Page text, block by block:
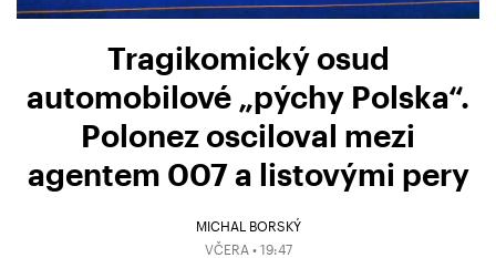
Tragikomický osud
automobilové „pýchy Polska“.
Polonez osciloval mezi
agentem 007 a listovými pery
MICHAL BORSKÝ
VČERA • 19:47